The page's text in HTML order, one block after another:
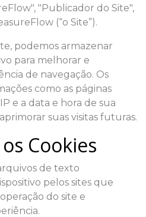
"Publicador do Site",
(“o Site”).
podemos armazenar
para melhorar e
de navegação. Os
como as páginas
e a data e hora de sua
suas visitas futuras.
Cookies
de texto
pelos sites que
do site e